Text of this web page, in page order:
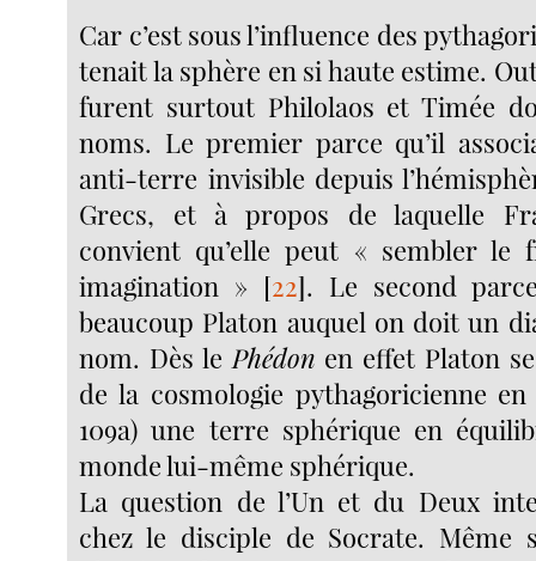
Car c’est sous l’influence des
tenait la sphère en si haute estime.
furent surtout Philolaos et Timée
noms. Le premier parce qu’il
anti-terre invisible depuis
Grecs, et à propos de laquelle
convient qu’elle peut « sembler le
imagination » [22]. Le second
beaucoup Platon auquel on doit un
nom. Dès le Phédon en effet Platon
de la cosmologie pythagoricienne en
109a) une terre sphérique en
monde lui-même sphérique.
La question de l’Un et du Deux
chez le disciple de Socrate. Même